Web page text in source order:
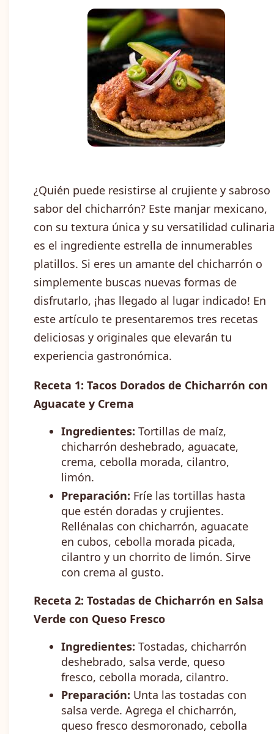
¿Quién puede resistirse al crujiente y sabroso
sabor del chicharrón? Este manjar mexicano,
con su textura única y su versatilidad
es el ingrediente estrella de innumerables
platillos. Si eres un amante del chicharrón o
simplemente buscas nuevas formas de
disfrutarlo, ¡has llegado al lugar indicado! En
este artículo te presentaremos tres recetas
deliciosas y originales que elevarán tu
experiencia gastronómica.
Receta 1: Tacos Dorados de Chicharrón con
Aguacate y Crema
Ingredientes: Tortillas de maíz,
chicharrón deshebrado, aguacate,
crema, cebolla morada, cilantro,
limón.
Preparación: Fríe las tortillas hasta
que estén doradas y crujientes.
Rellénalas con chicharrón, aguacate
en cubos, cebolla morada picada,
cilantro y un chorrito de limón. Sirve
con crema al gusto.
Receta 2: Tostadas de Chicharrón en Salsa
Verde con Queso Fresco
Ingredientes: Tostadas, chicharrón
deshebrado, salsa verde, queso
fresco, cebolla morada, cilantro.
Preparación: Unta las tostadas con
salsa verde. Agrega el chicharrón,
queso fresco desmoronado, cebolla